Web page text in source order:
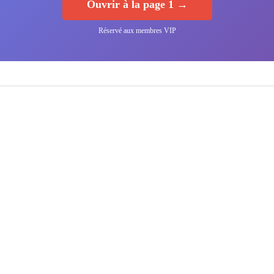
Ouvrir à la page 1 →
Réservé aux membres VIP